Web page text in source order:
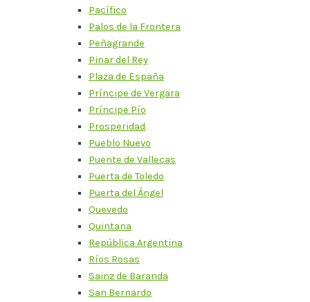
Pacífico
Palos de la Frontera
Peñagrande
Pinar del Rey
Plaza de España
Príncipe de Vergara
Príncipe Pío
Prosperidad
Pueblo Nuevo
Puente de Vallecas
Puerta de Toledo
Puerta del Ángel
Quevedo
Quintana
República Argentina
Ríos Rosas
Sainz de Baranda
San Bernardo